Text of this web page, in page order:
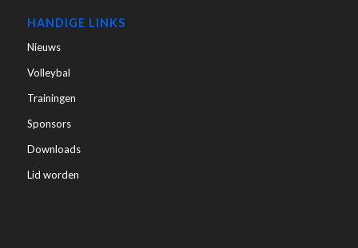
HANDIGE LINKS
Nieuws
Volleybal
Trainingen
Sponsors
Downloads
Lid worden